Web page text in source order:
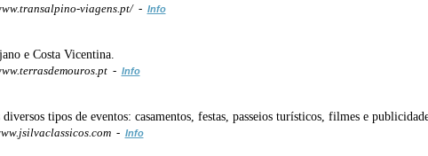
viagens.pt/ - Info
e Costa Vicentina.
- Info
tipos de eventos: casamentos, festas, passeios turísticos, filmes e
- Info